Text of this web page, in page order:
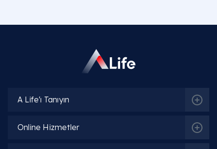
Sıkça Sorulan Sorular
A Life'ı Tanıyın
Online Hizmetler